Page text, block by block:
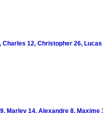
12, Christopher 26,
Marley 14, Alexandre 8, Maxime